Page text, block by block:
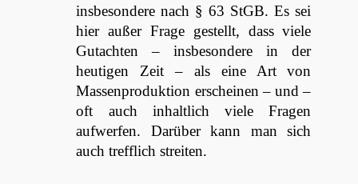
insbesondere nach § 63 StGB. Es sei
hier außer Frage gestellt, dass viele
Gutachten – insbesondere in der
heutigen Zeit – als eine Art von
Massenproduktion erscheinen – und –
oft auch inhaltlich viele Fragen
aufwerfen. Darüber kann man sich
auch trefflich streiten.